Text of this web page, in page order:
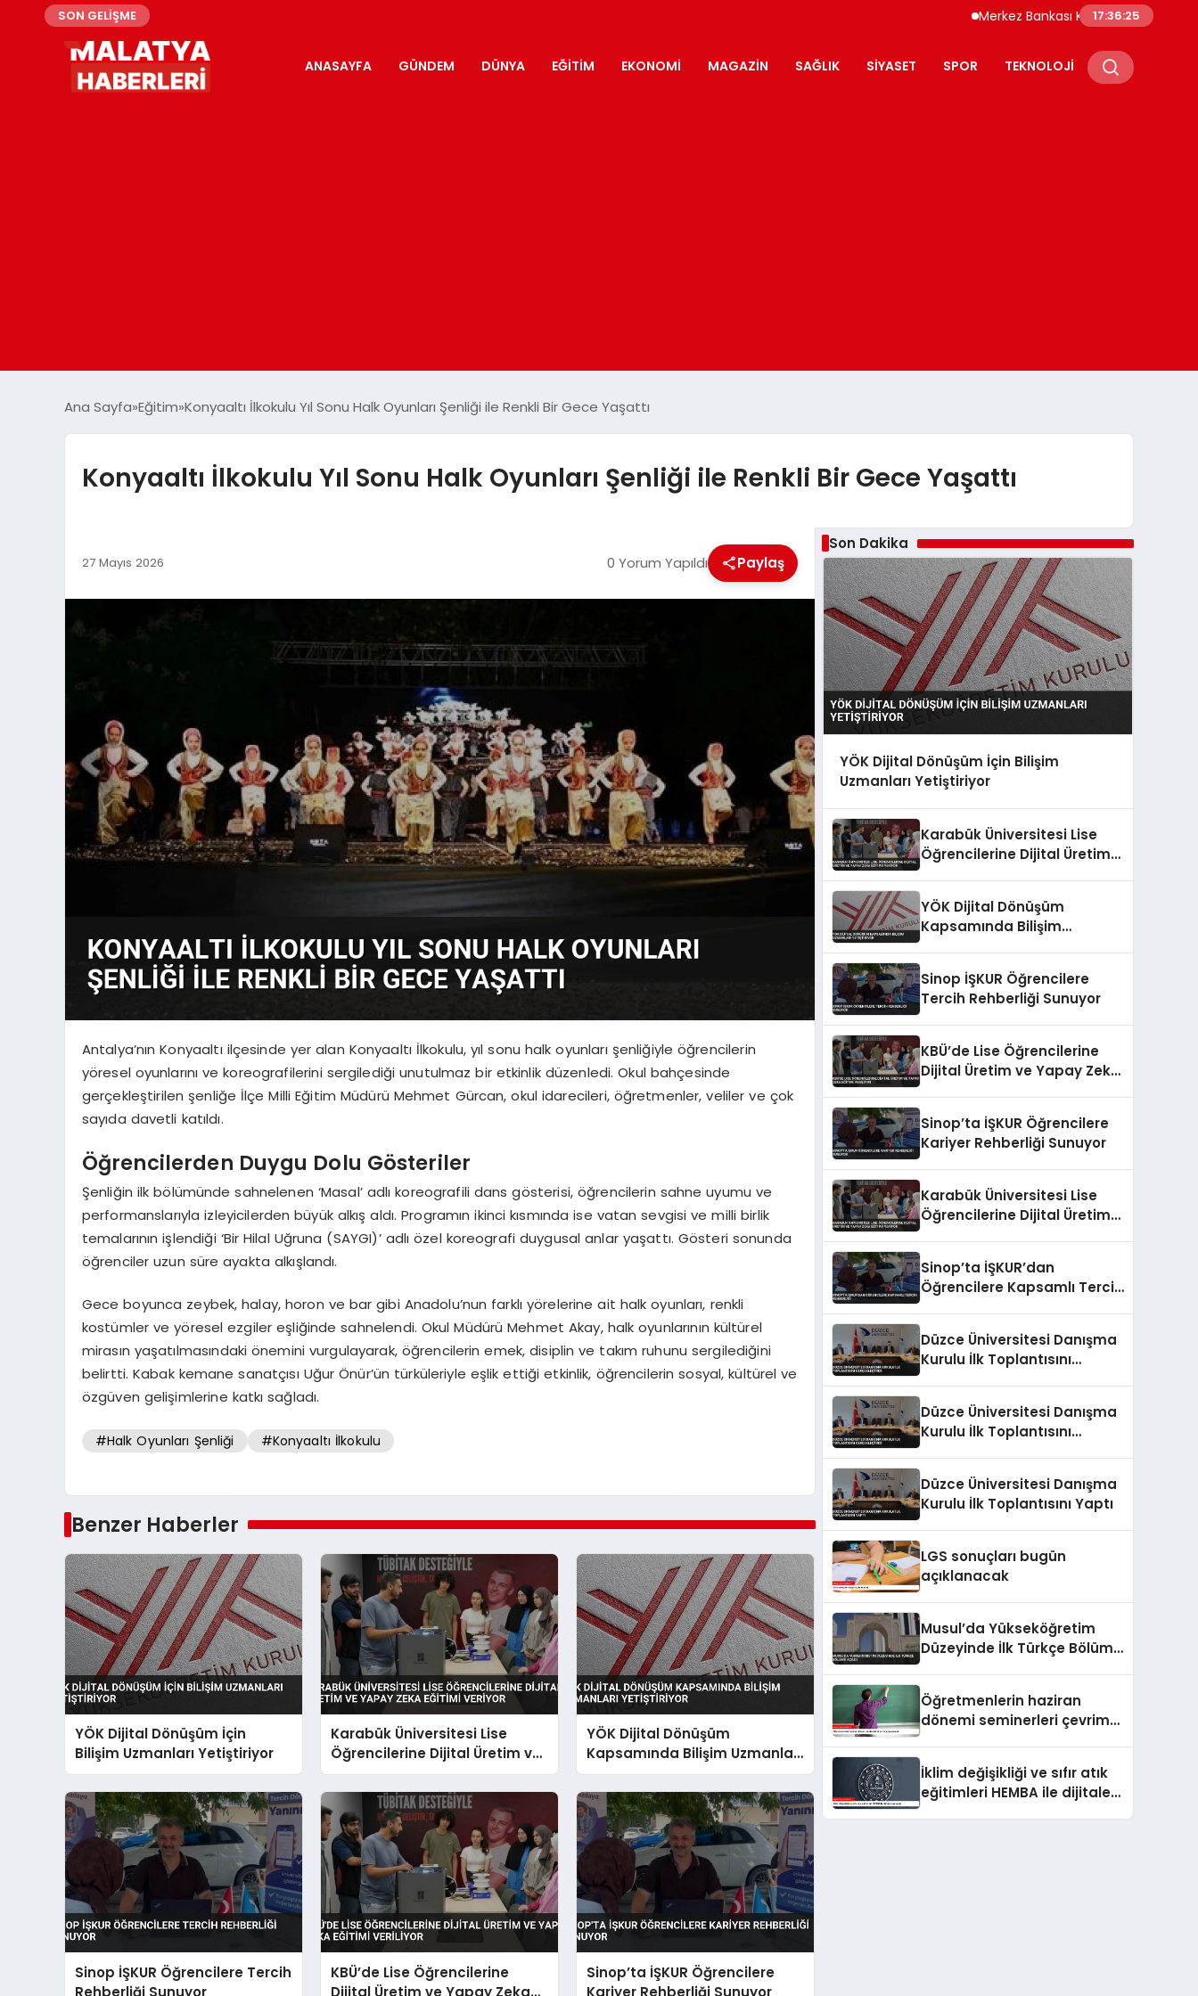
SON GELİŞME Merkez Bankası Kripto Varlık Merkezi
17:36:26
ANASAYFA GÜNDEM DÜNYA EĞITIM EKONOMI MAGAZIN SAĞLIK SIYASET SPOR TEKNOLOJI
Ana Sayfa Eğitim Konyaaltı İlkokulu Yıl Sonu Halk Oyunları Şenliği ile Renkli Bir Gece Yaşattı
Konyaaltı İlkokulu Yıl Sonu Halk Oyunları Şenliği ile Renkli Bir Gece Yaşattı
27 Mayıs 2026 0 Yorum Yapıldı Paylaş
Antalya’nın Konyaaltı ilçesinde yer alan Konyaaltı İlkokulu, yıl sonu halk oyunları şenliğiyle öğrencilerin
yöresel oyunlarını ve koreografilerini sergilediği unutulmaz bir etkinlik düzenledi. Okul bahçesinde
gerçekleştirilen şenliğe İlçe Milli Eğitim Müdürü Mehmet Gürcan, okul idarecileri, öğretmenler, veliler ve çok
sayıda davetli katıldı.
Öğrencilerden Duygu Dolu Gösteriler
Şenliğin ilk bölümünde sahnelenen ‘Masal’ adlı koreografili dans gösterisi, öğrencilerin sahne uyumu ve
performanslarıyla izleyicilerden büyük alkış aldı. Programın ikinci kısmında ise vatan sevgisi ve milli birlik
temalarının işlendiği ‘Bir Hilal Uğruna (SAYGI)’ adlı özel koreografi duygusal anlar yaşattı. Gösteri sonunda
öğrenciler uzun süre ayakta alkışlandı.
Gece boyunca zeybek, halay, horon ve bar gibi Anadolu’nun farklı yörelerine ait halk oyunları, renkli
kostümler ve yöresel ezgiler eşliğinde sahnelendi. Okul Müdürü Mehmet Akay, halk oyunlarının kültürel
mirasın yaşatılmasındaki önemini vurgulayarak, öğrencilerin emek, disiplin ve takım ruhunu sergilediğini
belirtti. Kabak kemane sanatçısı Uğur Önür’ün türküleriyle eşlik ettiği etkinlik, öğrencilerin sosyal, kültürel ve
özgüven gelişimlerine katkı sağladı.
#Halk Oyunları Şenliği #Konyaaltı İlkokulu
Benzer Haberler
YÖK Dijital Dönüşüm İçin
Bilişim Uzmanları Yetiştiriyor
Karabük Üniversitesi Lise
Öğrencilerine Dijital Üretim ve
Yapay Zeka Eğitimi Veriyor
YÖK Dijital Dönüşüm
Kapsamında Bilişim Uzmanları
Yetiştiriyor
Sinop İŞKUR Öğrencilere Tercih
Rehberliği Sunuyor
KBÜ’de Lise Öğrencilerine
Dijital Üretim ve Yapay Zeka
Sinop’ta İŞKUR Öğrencilere
Kariyer Rehberliği Sunuyor
Son Dakika
YÖK Dijital Dönüşüm İçin Bilişim
Uzmanları Yetiştiriyor
Karabük Üniversitesi Lise
Öğrencilerine Dijital Üretim
YÖK Dijital Dönüşüm
Kapsamında Bilişim
Sinop İŞKUR Öğrencilere
Tercih Rehberliği Sunuyor
KBÜ’de Lise Öğrencilerine
Dijital Üretim ve Yapay Zeka
Sinop’ta İŞKUR Öğrencilere
Kariyer Rehberliği Sunuyor
Karabük Üniversitesi Lise
Öğrencilerine Dijital Üretim
Sinop’ta İŞKUR’dan
Öğrencilere Kapsamlı Tercih
Düzce Üniversitesi Danışma
Kurulu İlk Toplantısını
Düzce Üniversitesi Danışma
Kurulu İlk Toplantısını
Düzce Üniversitesi Danışma
Kurulu İlk Toplantısını Yaptı
LGS sonuçları bugün
açıklanacak
Musul’da Yükseköğretim
Düzeyinde İlk Türkçe Bölümü
Öğretmenlerin haziran
dönemi seminerleri çevrim
İklim değişikliği ve sıfır atık
eğitimleri HEMBA ile dijitale